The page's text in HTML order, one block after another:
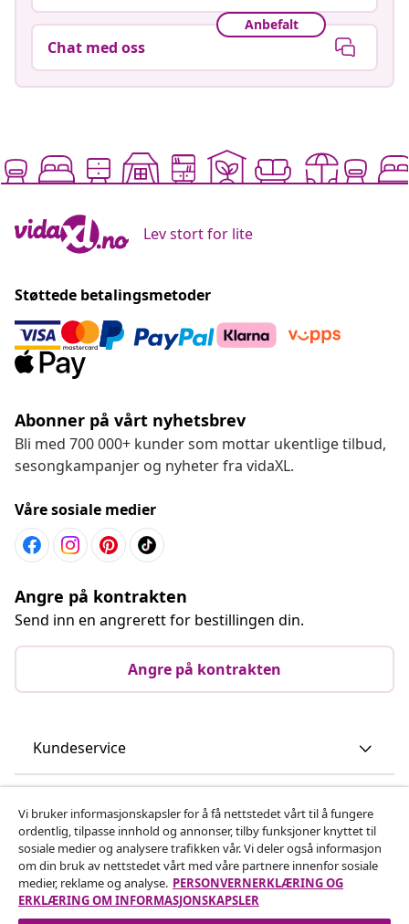
Anbefalt
Chat med oss
Lev stort for lite
Støttede betalingsmetoder
Abonner på vårt nyhetsbrev
Bli med 700 000+ kunder som mottar ukentlige tilbud,
sesongkampanjer og nyheter fra vidaXL.
Våre sosiale medier
Angre på kontrakten
Send inn en angrerett for bestillingen din.
Angre på kontrakten
Kundeservice
vidaXL
Oppdag mer
Vi bruker informasjonskapsler for å få nettstedet vårt til å fungere
ordentlig, tilpasse innhold og annonser, tilby funksjoner knyttet til
sosiale medier og analysere trafikken vår. Vi deler også informasjon
om din bruk av nettstedet vårt med våre partnere innenfor sosiale
medier, reklame og analyse. PERSONVERNERKLÆRING OG
ERKLÆRING OM INFORMASJONSKAPSLER